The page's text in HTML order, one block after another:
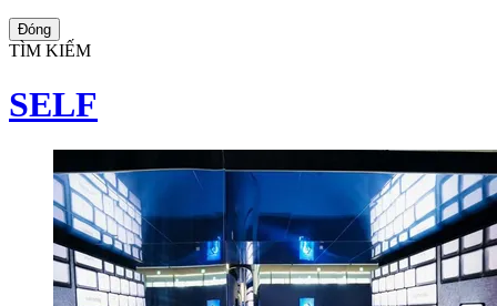
Đóng
TÌM KIẾM
SELF